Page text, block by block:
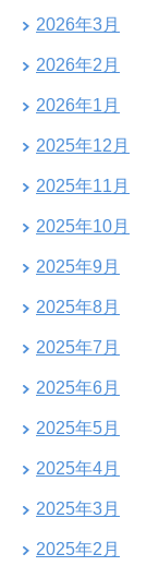
2026年3月
2026年2月
2026年1月
2025年12月
2025年11月
2025年10月
2025年9月
2025年8月
2025年7月
2025年6月
2025年5月
2025年4月
2025年3月
2025年2月